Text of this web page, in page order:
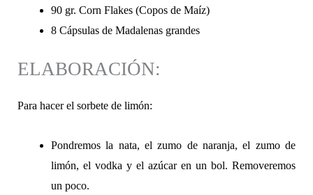
90 gr. Corn Flakes (Copos de Maíz)
8 Cápsulas de Madalenas grandes
ELABORACIÓN:
Para hacer el sorbete de limón:
Pondremos la nata, el zumo de naranja, el zumo de
limón, el vodka y el azúcar en un bol. Removeremos
un poco.